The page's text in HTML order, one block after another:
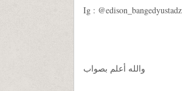
Ig : @edison_bangedyustadz
والله أعلم بصواب